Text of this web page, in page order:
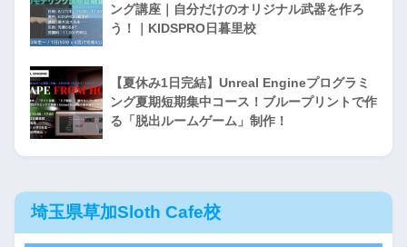
ング講座｜自分だけのオリジナル武器を作ろ
う！｜KIDSPRO日暮里校
【夏休み1日完結】Unreal Engineプログラミ
ング夏期短期集中コース！ブループリントで作
る「脱出ルームゲーム」制作！
埼玉県草加Sloth Cafe校